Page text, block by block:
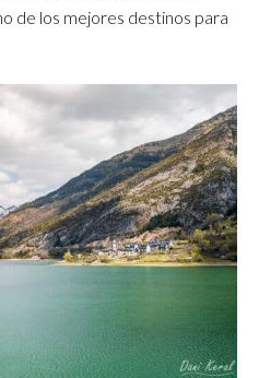
de los mejores destinos para